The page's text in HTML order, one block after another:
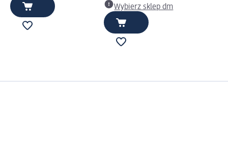
Wybierz sklep dm